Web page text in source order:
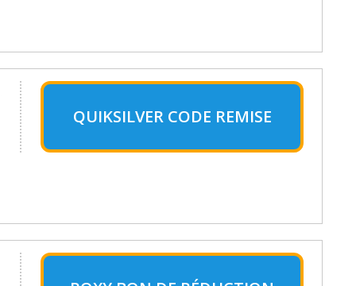
QUIKSILVER CODE REMISE